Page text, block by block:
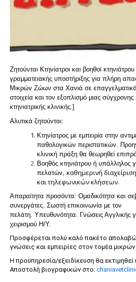
Ζητούνται Κτηνίατροι και βοηθοί
γραμματειακής υποστήριξης για πλήρη
Μικρών Ζώων στα Χανιά σε
στοιχεία και τον εξοπλισμό μιας
κτηνιατρικής κλινικής.]
Αλυτικά ζητούνται:
Κτηνίατρος με εμπειρία στην
παθολογικών περιστατικών.
κλινική πράξη θα θεωρηθεί
Βοηθός κτηνιάτρου ή υπάλληλος
πελατών, καθημερινή
καιτηλεφωνικών κλήσεων.
Απαραίτητα προσόντα: Ομαδικότητα και
συνεργάτες. Σωστή επικοινωνία με τον
πελάτη. Υπευθυνότητα. Γνώσεις Αγγλικής
χειρισμού Η/Υ.
Προσφέρεται πολύ καλό πακέτο
γνώσεις και εμπειρίες στον τομέα
Η προϋπηρεσία/εξειδίκευση θα εκτιμηθεί
Αποστολή βιογραφικών στο: